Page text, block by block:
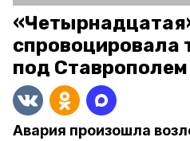
спровоцировала
под Ставрополем
Авария произошла